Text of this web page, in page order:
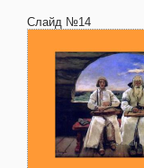
Слайд №14